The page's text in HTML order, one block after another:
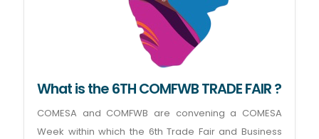
What is the 6TH COMFWB TRADE FAIR ?
COMESA and COMFWB are convening a COMESA
Week within which the 6th Trade Fair and Business